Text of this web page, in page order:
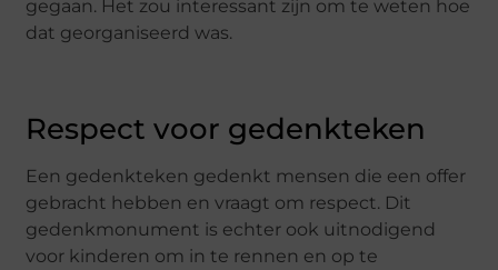
gegaan. Het zou interessant zijn om te weten hoe
dat georganiseerd was.
Respect voor gedenkteken
Een gedenkteken gedenkt mensen die een offer
gebracht hebben en vraagt om respect. Dit
gedenkmonument is echter ook uitnodigend
voor kinderen om in te rennen en op te